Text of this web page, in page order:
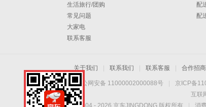
生活旅行/团购
常见问题
大家电
联系客服
配
配
关于我们 联系我们 联系客服 合作招商
京公网安备 11000002000088号 京ICP备
互联
Copyright © 2004 - 2026 京东JINGDONG 版权所有 消